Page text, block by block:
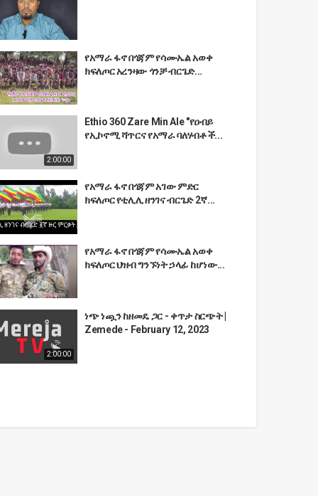
የአማራ ፋኖ በጎጃም የሳሙኤል አወቀ
ክፍለጦር አረንዛው ጎንቻ ብርጌድ...
2:00:00
Ethio 360 Zare Min Ale "የዐብይ
የኢኮኖሚ ሻጥርና የአማራ ባለሃብቶች...
የአማራ ፋኖ በጎጃም አገው ምድር
ክፍለጦር የቲሊሊ ዘንገና ብርጌድ 2ኛ...
የአማራ ፋኖ በጎጃም የሳሙኤል አወቀ
ክፍለጦር ህዝብ ግንኙነት ኃላፊ ከሆነው...
2:00:00
ነጭ ነጯን ከዘመዴ ጋር - ቀጥታ ስርጭት |
Zemede - February 12, 2023